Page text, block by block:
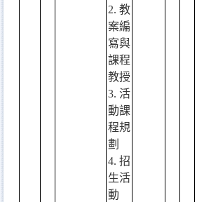
2. 教
案編
寫與
課程
教授
3. 活
動課
程規
劃
4. 招
生活
動